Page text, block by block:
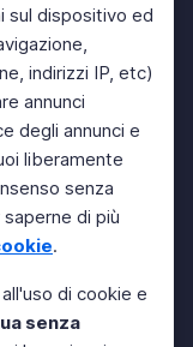
sul dispositivo ed
indirizzi IP, etc)
annunci
degli annunci e
liberamente
senza
di più
.
di cookie e
senza